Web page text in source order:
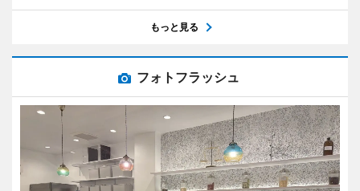
もっと見る
フォトフラッシュ